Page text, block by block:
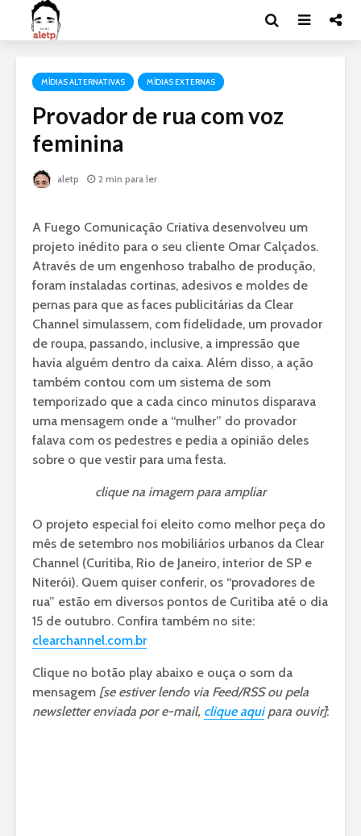
MÍDIAS ALTERNATIVAS MÍDIAS EXTERNAS
Provador de rua com voz
feminina
aletp 2 min para ler
A Fuego Comunicação Criativa desenvolveu um
projeto inédito para o seu cliente Omar Calçados.
Através de um engenhoso trabalho de produção,
foram instaladas cortinas, adesivos e moldes de
pernas para que as faces publicitárias da Clear
Channel simulassem, com fidelidade, um provador
de roupa, passando, inclusive, a impressão que
havia alguém dentro da caixa. Além disso, a ação
também contou com um sistema de som
temporizado que a cada cinco minutos disparava
uma mensagem onde a “mulher” do provador
falava com os pedestres e pedia a opinião deles
sobre o que vestir para uma festa.
clique na imagem para ampliar
O projeto especial foi eleito como melhor peça do
mês de setembro nos mobiliários urbanos da Clear
Channel (Curitiba, Rio de Janeiro, interior de SP e
Niterói). Quem quiser conferir, os “provadores de
rua” estão em diversos pontos de Curitiba até o dia
15 de outubro. Confira também no site:
clearchannel.com.br
Clique no botão play abaixo e ouça o som da
mensagem [se estiver lendo via Feed/RSS ou pela
newsletter enviada por e-mail, clique aquipara ouvir]: